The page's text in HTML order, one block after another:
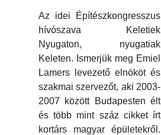
Az idei Építészkongresszus
hívószava Keletiek
Nyugaton, nyugatiak
Keleten. Ismerjük meg Emiel
Lamers levezető elnököt és
szakmai szervezőt, aki 2003-
2007 között Budapesten élt
és több mint száz cikket írt
kortárs magyar épületekről.